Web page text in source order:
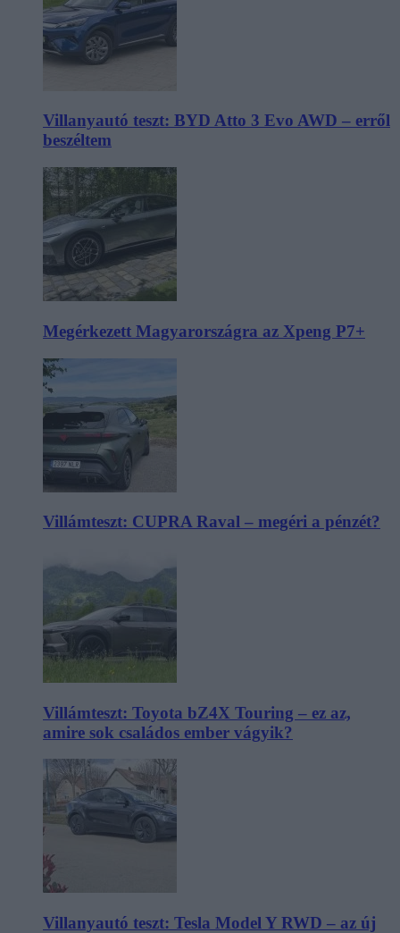
Villanyautó teszt: BYD Atto 3 Evo AWD – erről
beszéltem
Megérkezett Magyarországra az Xpeng P7+
Villámteszt: CUPRA Raval – megéri a pénzét?
Villámteszt: Toyota bZ4X Touring – ez az,
amire sok családos ember vágyik?
Villanyautó teszt: Tesla Model Y RWD – az új